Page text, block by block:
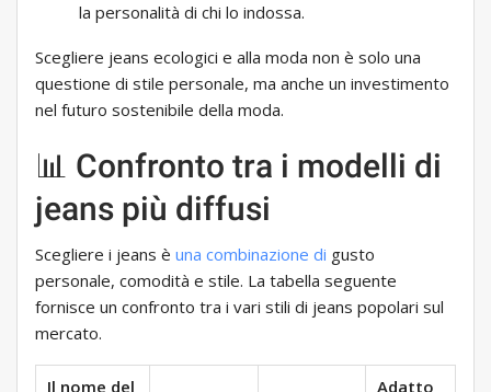
la personalità di chi lo indossa.
Scegliere jeans ecologici e alla moda non è solo una
questione di stile personale, ma anche un investimento
nel futuro sostenibile della moda.
📊 Confronto tra i modelli di
jeans più diffusi
Scegliere i jeans è una combinazione di gusto
personale, comodità e stile. La tabella seguente
fornisce un confronto tra i vari stili di jeans popolari sul
mercato.
Il nome del
Adatto